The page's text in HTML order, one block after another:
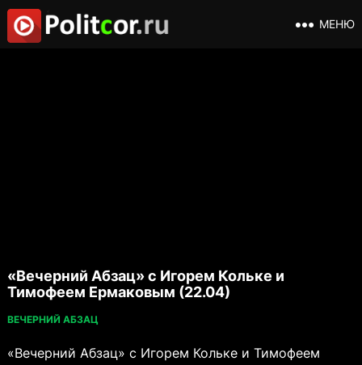
МЕНЮ
«Вечерний Абзац» с Игорем Кольке и
Тимофеем Ермаковым (22.04)
ВЕЧЕРНИЙ АБЗАЦ
«Вечерний Абзац» с Игорем Кольке и Тимофеем